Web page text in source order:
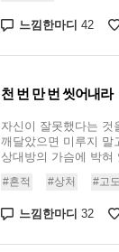
느낌한마디 42
천 번 만 번 씻어내라
자신이 잘못했다는 것
깨달았으면 미루지 말
상대방의 가슴에 박혀
#흔적 #상처 #고
느낌한마디 32